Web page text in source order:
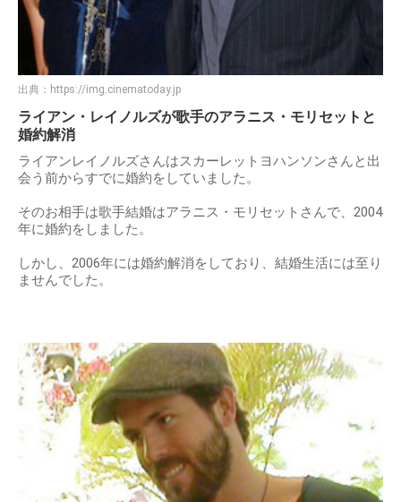
出典： https://img.cinematoday.jp
ライアン・レイノルズが歌手のアラニス・モリセットと
婚約解消
ライアンレイノルズさんはスカーレットヨハンソンさんと出
会う前からすでに婚約をしていました。
そのお相手は歌手結婚はアラニス・モリセットさんで、2004
年に婚約をしました。
しかし、2006年には婚約解消をしており、結婚生活には至り
ませんでした。